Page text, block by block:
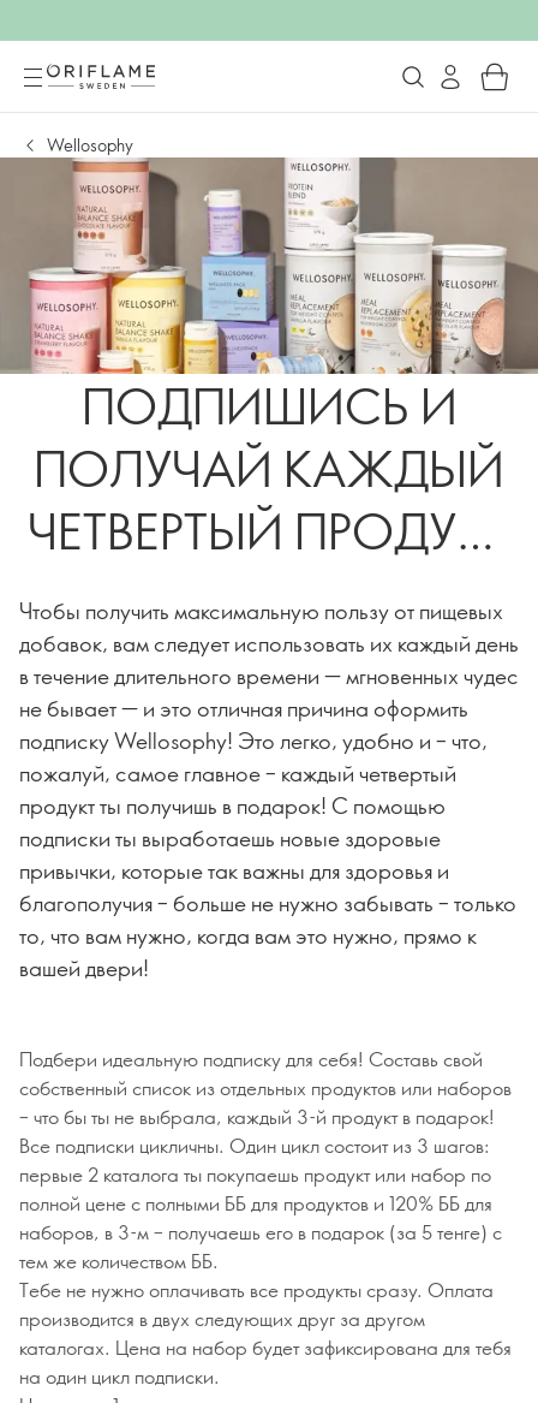
Wellosophy
ПОДПИШИСЬ И
ПОЛУЧАЙ КАЖДЫЙ
ЧЕТВЕРТЫЙ ПРОДУКТ
В ПОДАРОК!
Чтобы получить максимальную пользу от пищевых
добавок, вам следует использовать их каждый день
в течение длительного времени — мгновенных чудес
не бывает — и это отличная причина оформить
подписку Wellosophy! Это легко, удобно и – что,
пожалуй, самое главное – каждый четвертый
продукт ты получишь в подарок! С помощью
подписки ты выработаешь новые здоровые
привычки, которые так важны для здоровья и
благополучия – больше не нужно забывать – только
то, что вам нужно, когда вам это нужно, прямо к
вашей двери!
Подбери идеальную подписку для себя! Составь свой
собственный список из отдельных продуктов или наборов
– что бы ты не выбрала, каждый 3-й продукт в подарок!
Все подписки цикличны. Один цикл состоит из 3 шагов:
первые 2 каталога ты покупаешь продукт или набор по
полной цене с полными ББ для продуктов и 120% ББ для
наборов, в 3-м – получаешь его в подарок (за 5 тенге) с
тем же количеством ББ.
Тебе не нужно оплачивать все продукты сразу. Оплата
производится в двух следующих друг за другом
каталогах. Цена на набор будет зафиксирована для тебя
на один цикл подписки.